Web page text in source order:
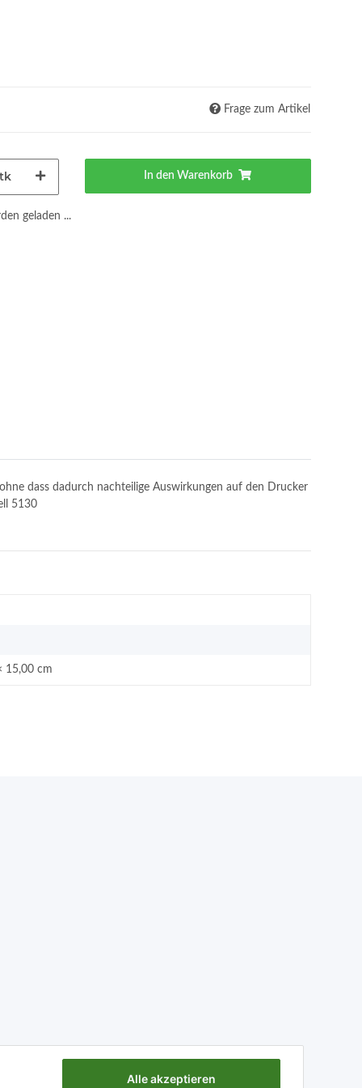
Frage zum Artikel
In den Warenkorb
geladen ...
dass dadurch nachteilige Auswirkungen auf den Drucker
5130
15,00 cm
Alle akzeptieren